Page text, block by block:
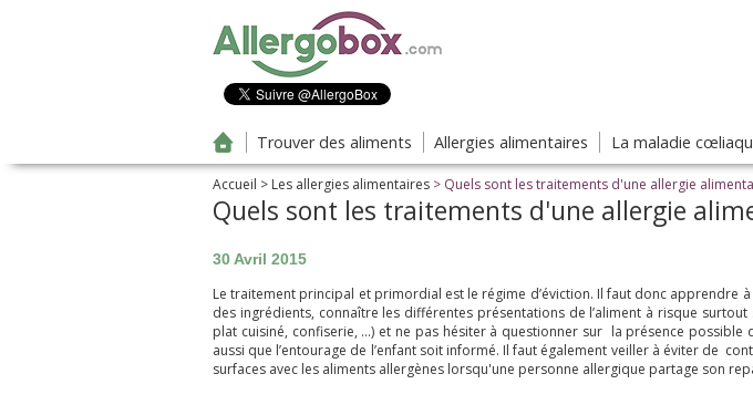
Trouver des aliments Allergies alimentaires La maladie
Accueil > Les allergies alimentaires > Quels sont les traitements d'une allergie
Quels sont les traitements d'une allergie
30 Avril 2015
Le traitement principal et primordial est le régime d’éviction. Il faut donc apprendre
des ingrédients, connaître les différentes présentations de l’aliment à risque surtout
plat cuisiné, confiserie, …) et ne pas hésiter à questionner sur la présence possible
aussi que l’entourage de l’enfant soit informé. Il faut également veiller à éviter de
surfaces avec les aliments allergènes lorsqu'une personne allergique partage son